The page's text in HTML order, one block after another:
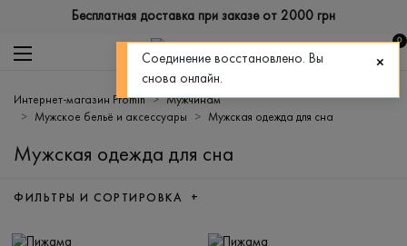
Бесплатная доставка при заказе от 2000 грн
0
Интернет-магазин Promin
Мужчинам
Мужское бельё и аксессуары
Мужская одежда для сна
Мужская одежда для сна
ФИЛЬТРЫ И СОРТИРОВКА +
Соединение восстановлено. Вы
снова онлайн.